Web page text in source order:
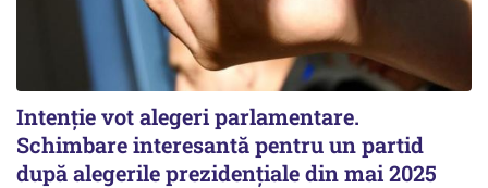
Intenție vot alegeri parlamentare.
Schimbare interesantă pentru un partid
după alegerile prezidențiale din mai 2025